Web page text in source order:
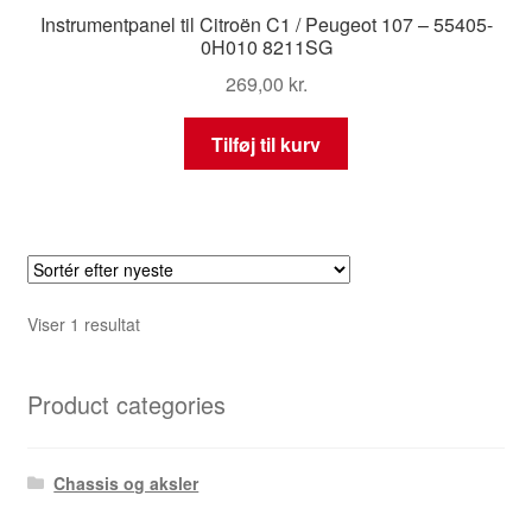
Instrumentpanel til Citroën C1 / Peugeot 107 – 55405-
0H010 8211SG
269,00 kr.
Tilføj til kurv
Viser 1 resultat
Product categories
Chassis og aksler